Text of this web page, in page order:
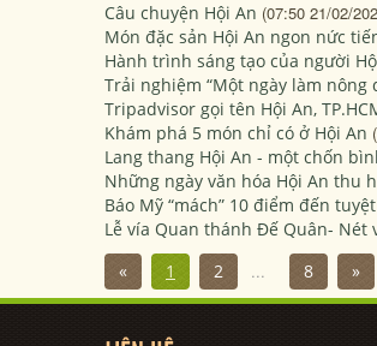
Câu chuyện Hội An (07:50 21/02/
Món đặc sản Hội An ngon nức
Hành trình sáng tạo của người
Trải nghiệm “Một ngày làm
Tripadvisor gọi tên Hội An,
Khám phá 5 món chỉ có ở Hội An
Lang thang Hội An - một chốn
Những ngày văn hóa Hội An thu
Báo Mỹ “mách” 10 điểm đến
Lễ vía Quan thánh Đế Quân- Nét
«
1 2 ... 8 »